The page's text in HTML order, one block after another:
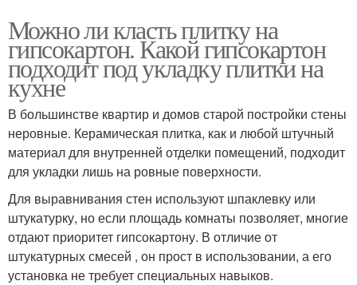
Можно ли класть плитку на
гипсокартон. Какой гипсокартон
подходит под укладку плитки на
кухне
В большинстве квартир и домов старой постройки стены
неровные. Керамическая плитка, как и любой штучный
материал для внутренней отделки помещений, подходит
для укладки лишь на ровные поверхности.
Для выравнивания стен используют шпаклевку или
штукатурку, но если площадь комнаты позволяет, многие
отдают приоритет гипсокартону. В отличие от
штукатурных смесей , он прост в использовании, а его
установка не требует специальных навыков.